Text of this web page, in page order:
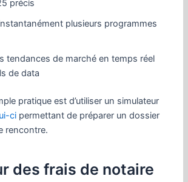
précis
plusieurs programmes
tendances de marché en temps réel
de data
pratique est d’utiliser un simulateur
ci permettant de préparer un dossier
rencontre.
des frais de notaire